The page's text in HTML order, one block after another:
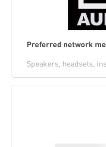
Preferred network
Speakers, headsets,